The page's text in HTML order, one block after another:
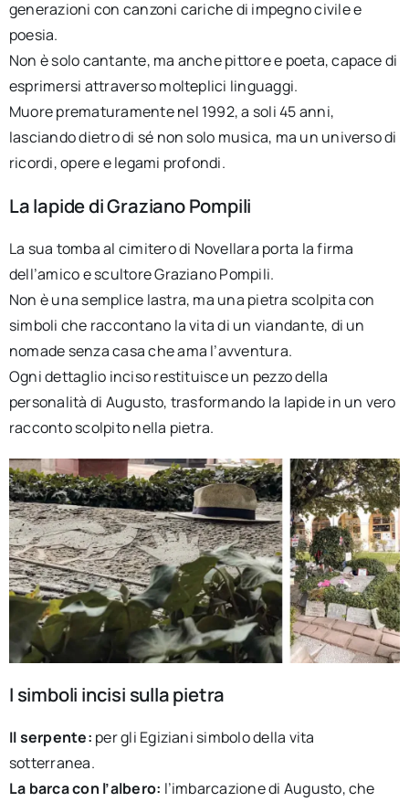
generazioni con canzoni cariche di impegno civile e
poesia.
Non è solo cantante, ma anche pittore e poeta, capace di
esprimersi attraverso molteplici linguaggi.
Muore prematuramente nel 1992, a soli 45 anni,
lasciando dietro di sé non solo musica, ma un universo di
ricordi, opere e legami profondi.
La lapide di Graziano Pompili
La sua tomba al cimitero di Novellara porta la firma
dell’amico e scultore Graziano Pompili.
Non è una semplice lastra, ma una pietra scolpita con
simboli che raccontano la vita di un viandante, di un
nomade senza casa che ama l’avventura.
Ogni dettaglio inciso restituisce un pezzo della
personalità di Augusto, trasformando la lapide in un vero
racconto scolpito nella pietra.
I simboli incisi sulla pietra
Il serpente: per gli Egiziani simbolo della vita
sotterranea.
La barca con l’albero: l’imbarcazione di Augusto, che